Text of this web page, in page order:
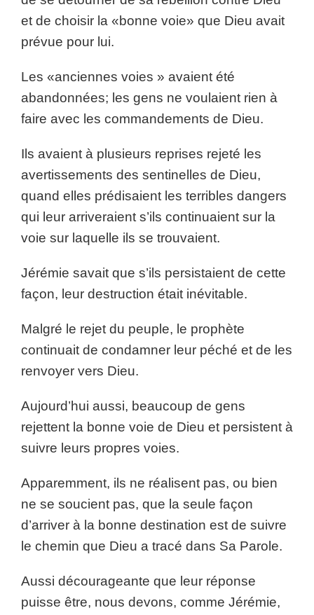
et de choisir la «bonne voie» que Dieu avait
prévue pour lui.
Les «anciennes voies » avaient été
abandonnées; les gens ne voulaient rien à
faire avec les commandements de Dieu.
Ils avaient à plusieurs reprises rejeté les
avertissements des sentinelles de Dieu,
quand elles prédisaient les terribles dangers
qui leur arriveraient s’ils continuaient sur la
voie sur laquelle ils se trouvaient.
Jérémie savait que s’ils persistaient de cette
façon, leur destruction était inévitable.
Malgré le rejet du peuple, le prophète
continuait de condamner leur péché et de les
renvoyer vers Dieu.
Aujourd’hui aussi, beaucoup de gens
rejettent la bonne voie de Dieu et persistent à
suivre leurs propres voies.
Apparemment, ils ne réalisent pas, ou bien
ne se soucient pas, que la seule façon
d’arriver à la bonne destination est de suivre
le chemin que Dieu a tracé dans Sa Parole.
Aussi décourageante que leur réponse
puisse être, nous devons, comme Jérémie,